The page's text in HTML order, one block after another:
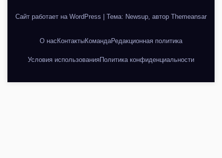
Сайт работает на WordPress Тема: Newsup, автор Themeansar
О насКонтактыКомандаРедакционная политика
Условия использованияПолитика конфиденциальности